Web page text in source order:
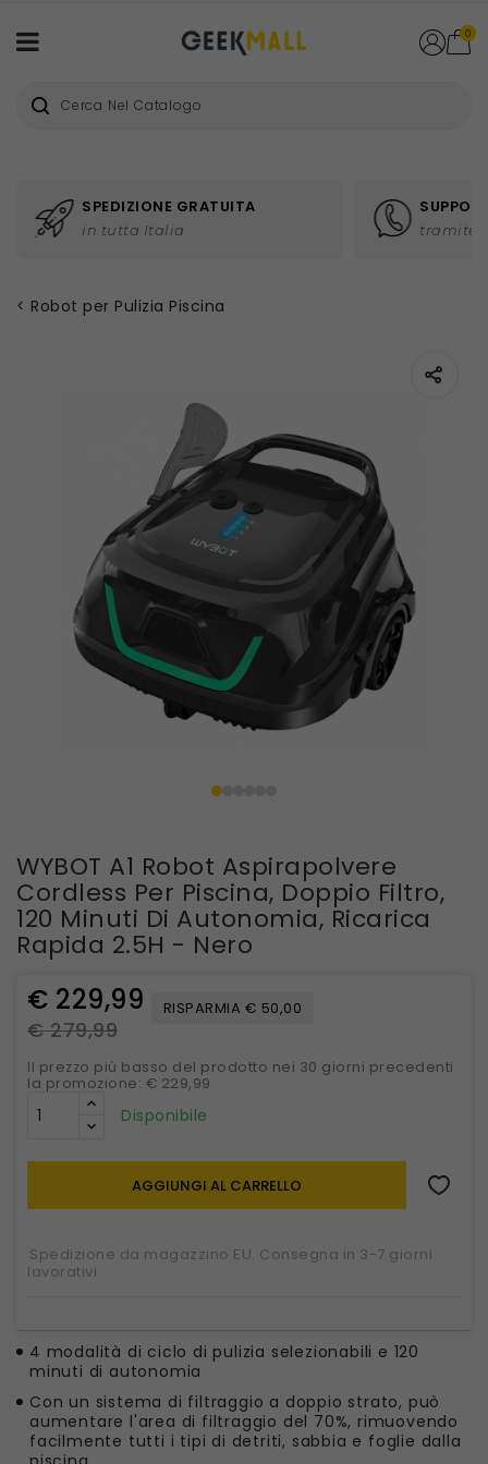
0
SPEDIZIONE GRATUITA
in tutta Italia tramite
Robot per Pulizia Piscina
WYBOT A1 Robot Aspirapolvere
Cordless Per Piscina, Doppio Filtro,
120 Minuti Di Autonomia, Ricarica
Rapida 2.5H - Nero
€ 229,99
€ 279,99
RISPARMIA € 50,00
Il prezzo più basso del prodotto nei 30 giorni precedenti
la promozione: € 229,99
Disponibile
AGGIUNGI AL CARRELLO
Spedizione da magazzino EU. Consegna in 3-7 giorni
lavorativi
4 modalità di ciclo di pulizia selezionabili e 120
minuti di autonomia
Con un sistema di filtraggio a doppio strato, può
aumentare l'area di filtraggio del 70%, rimuovendo
facilmente tutti i tipi di detriti, sabbia e foglie dalla